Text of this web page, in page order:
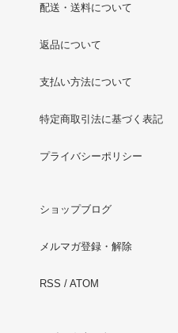
配送・送料について
返品について
支払い方法について
特定商取引法に基づく表記
プライバシーポリシー
ショップブログ
メルマガ登録・解除
RSS / ATOM